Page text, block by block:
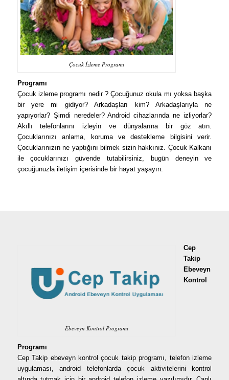
Çocuk İzleme Programı
Programı
Çocuk izleme programı nedir ? Çocuğunuz okula mı yoksa başka
bir yere mi gidiyor? Arkadaşları kim? Arkadaşlarıyla ne
yapıyorlar? Şimdi neredeler? Android cihazlarında ne izliyorlar?
Akıllı telefonlarını izleyin ve dünyalarına bir göz atın.
Çocuklarınızı anlama, koruma ve destekleme bilgisini verir.
Çocuklarınızın ne yaptığını bilmek sizin hakkınız. Çocuk Kalkanı
ile çocuklarınızı güvende tutabilirsiniz, bugün deneyin ve
çocuğunuzla iletişim içerisinde bir hayat yaşayın.
Ebeveyn Kontrol Programı
Cep
Takip
Ebeveyn
Kontrol
Programı
Cep Takip ebeveyn kontrol çocuk takip programı, telefon izleme
uygulaması, android telefonlarda çocuk aktivitelerini kontrol